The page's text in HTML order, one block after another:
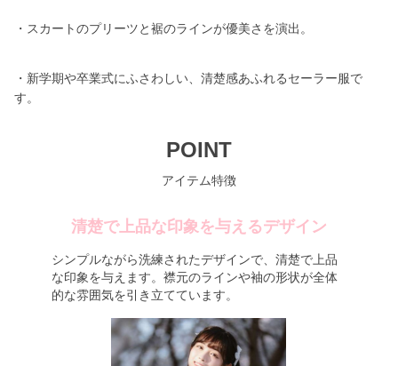
・スカートのプリーツと裾のラインが優美さを演出。
・新学期や卒業式にふさわしい、清楚感あふれるセーラー服で
す。
POINT
アイテム特徴
清楚で上品な印象を与えるデザイン
シンプルながら洗練されたデザインで、清楚で上品
な印象を与えます。襟元のラインや袖の形状が全体
的な雰囲気を引き立てています。